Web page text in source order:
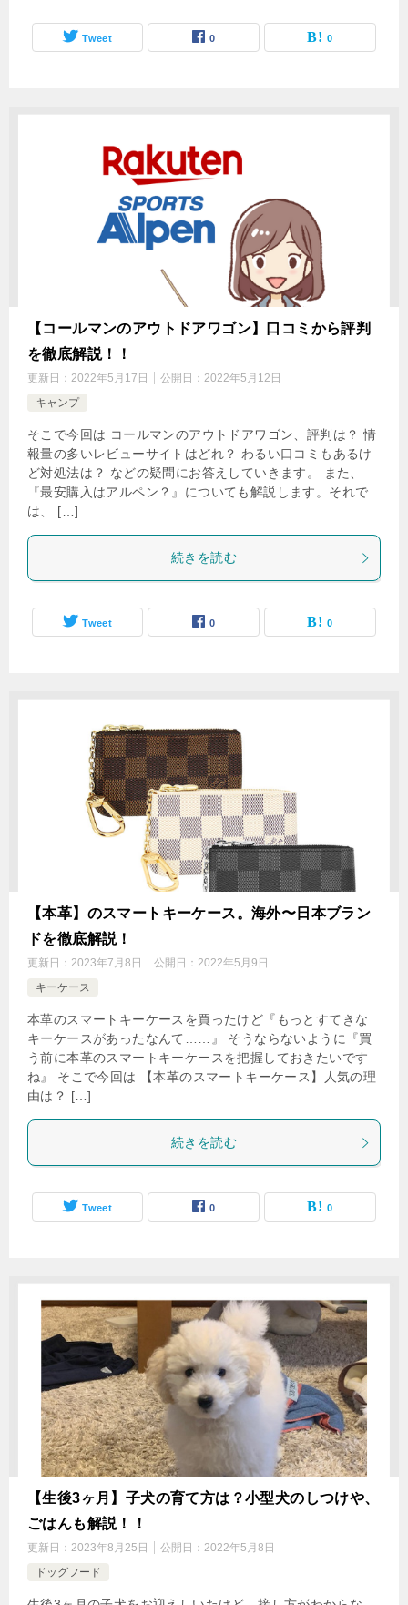
Tweet 0 0
【コールマンのアウトドアワゴン】口コミから評判
を徹底解説！！
更新日： 2022年5月17日 公開日： 2022年5月12日
キャンプ
そこで今回は コールマンのアウトドアワゴン、評判は？ 情
報量の多いレビューサイトはどれ？ わるい口コミもあるけ
ど対処法は？ などの疑問にお答えしていきます。 また、
『最安購入はアルペン？』についても解説します。それで
は、 […]
続きを読む
Tweet 0 0
【本革】のスマートキーケース。海外〜日本ブラン
ドを徹底解説！
更新日： 2023年7月8日 公開日： 2022年5月9日
キーケース
本革のスマートキーケースを買ったけど『もっとすてきな
キーケースがあったなんて……』 そうならないように『買
う前に本革のスマートキーケースを把握しておきたいです
ね』 そこで今回は 【本革のスマートキーケース】人気の理
由は？ […]
続きを読む
Tweet 0 0
【生後3ヶ月】子犬の育て方は？小型犬のしつけや、
ごはんも解説！！
更新日： 2023年8月25日 公開日： 2022年5月8日
ドッグフード